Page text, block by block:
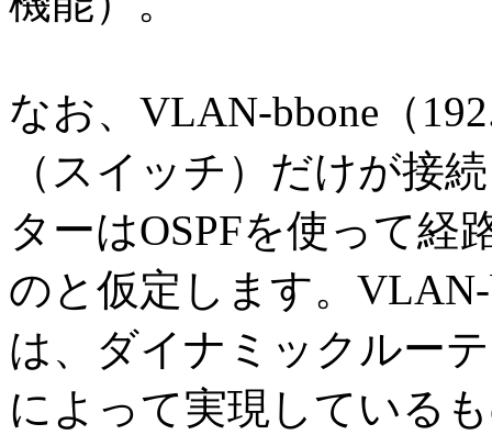
なお、VLAN-bbone（
（スイッチ）だけが接
ターはOSPFを使って経
のと仮定します。
は、ダイナミックルー
によって実現している